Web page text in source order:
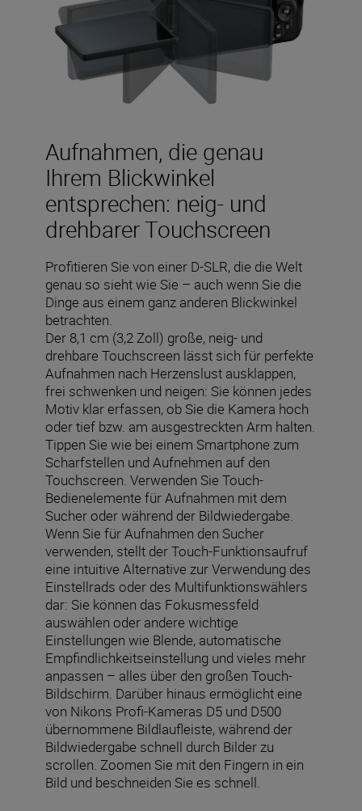
Aufnahmen, die genau
Ihrem Blickwinkel
entsprechen: neig- und
drehbarer Touchscreen
Profitieren Sie von einer D-SLR, die die Welt
genau so sieht wie Sie – auch wenn Sie die
Dinge aus einem ganz anderen Blickwinkel
betrachten.
Der 8,1 cm (3,2 Zoll) große, neig- und
drehbare Touchscreen lässt sich für perfekte
Aufnahmen nach Herzenslust ausklappen,
frei schwenken und neigen: Sie können jedes
Motiv klar erfassen, ob Sie die Kamera hoch
oder tief bzw. am ausgestreckten Arm halten.
Tippen Sie wie bei einem Smartphone zum
Scharfstellen und Aufnehmen auf den
Touchscreen. Verwenden Sie Touch-
Bedienelemente für Aufnahmen mit dem
Sucher oder während der Bildwiedergabe.
Wenn Sie für Aufnahmen den Sucher
verwenden, stellt der Touch-Funktionsaufruf
eine intuitive Alternative zur Verwendung des
Einstellrads oder des Multifunktionswählers
dar: Sie können das Fokusmessfeld
auswählen oder andere wichtige
Einstellungen wie Blende, automatische
Empfindlichkeitseinstellung und vieles mehr
anpassen – alles über den großen Touch-
Bildschirm. Darüber hinaus ermöglicht eine
von Nikons Profi-Kameras D5 und D500
übernommene Bildlaufleiste, während der
Bildwiedergabe schnell durch Bilder zu
scrollen. Zoomen Sie mit den Fingern in ein
Bild und beschneiden Sie es schnell.